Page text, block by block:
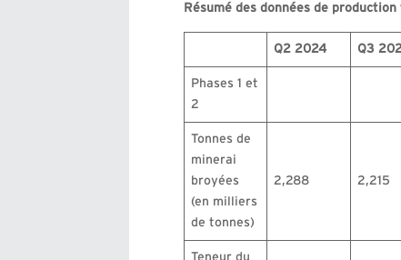
Résumé des données de
Q2 2024 Q3
Phases 1 et
2
Tonnes de
minerai
broyées
(en milliers
de tonnes)
2,288 2,215
Teneur du